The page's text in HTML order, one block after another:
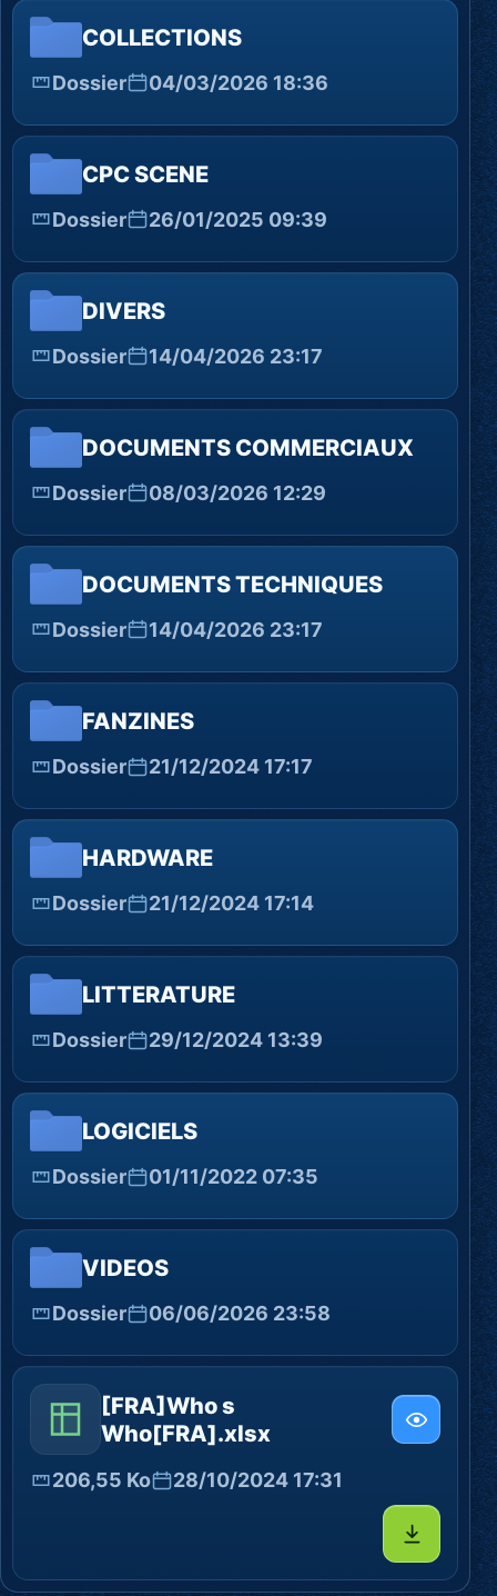
COLLECTIONS
Dossier 04/03/2026 18:36
CPC SCENE
Dossier 26/01/2025 09:39
DIVERS
Dossier 14/04/2026 23:17
DOCUMENTS COMMERCIAUX
Dossier 08/03/2026 12:29
DOCUMENTS TECHNIQUES
Dossier 14/04/2026 23:17
FANZINES
Dossier 21/12/2024 17:17
HARDWARE
Dossier 21/12/2024 17:14
LITTERATURE
Dossier 29/12/2024 13:39
LOGICIELS
Dossier 01/11/2022 07:35
VIDEOS
Dossier 06/06/2026 23:58
[FRA]Who s
Who[FRA].xlsx
206,55 Ko 28/10/2024 17:31